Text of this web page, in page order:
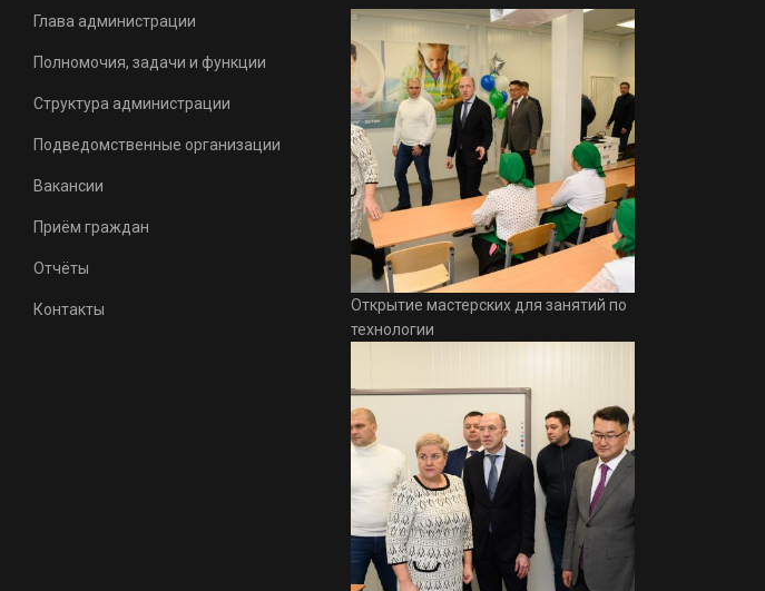
Глава администрации
Полномочия, задачи и функции
Структура администрации
Подведомственные организации
Вакансии
Приём граждан
Отчёты
Контакты
Открытие мастерских для занятий по
технологии